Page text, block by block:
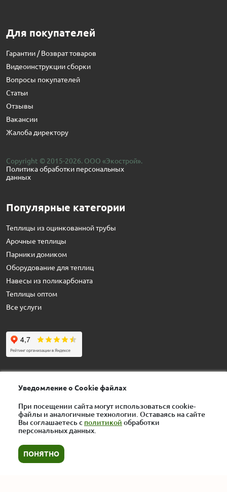
Для покупателей
Гарантии / Возврат товаров
Видеоинструкции сборки
Вопросы покупателей
Статьи
Отзывы
Вакансии
Жалоба директору
Copyright © 2015-2026. ООО «Экострой».
Политика обработки персональных
данных
Популярные категории
Теплицы из оцинкованной трубы
Арочные теплицы
Парники домиком
Оборудование для теплиц
Навесы из поликарбоната
Теплицы оптом
Все услуги
Контактные данные
+7 (495) 125-03-45
rus-teplici-msk@yandex.ru
129515,г. Москва,ул. Академика
Королева, д. 13, стр. 1
Пн-Вс, с 8:00 до 21:00
Уведомление о Cookie файлах
При посещении сайта могут использоваться cookie-
файлы и аналогичные технологии. Оставаясь на сайте
Вы соглашаетесь с политикой обработки
персональных данных.
ПОНЯТНО